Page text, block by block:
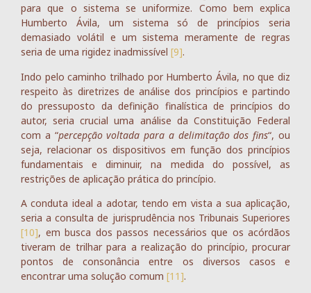
para que o sistema se uniformize. Como bem explica
Humberto Ávila, um sistema só de princípios seria
demasiado volátil e um sistema meramente de regras
seria de uma rigidez inadmissível [9].
Indo pelo caminho trilhado por Humberto Ávila, no que diz
respeito às diretrizes de análise dos princípios e partindo
do pressuposto da definição finalística de princípios do
autor, seria crucial uma análise da Constituição Federal
com a “percepção voltada para a delimitação dos fins“, ou
seja, relacionar os dispositivos em função dos princípios
fundamentais e diminuir, na medida do possível, as
restrições de aplicação prática do princípio.
A conduta ideal a adotar, tendo em vista a sua aplicação,
seria a consulta de jurisprudência nos Tribunais Superiores
[10], em busca dos passos necessários que os acórdãos
tiveram de trilhar para a realização do princípio, procurar
pontos de consonância entre os diversos casos e
encontrar uma solução comum [11].